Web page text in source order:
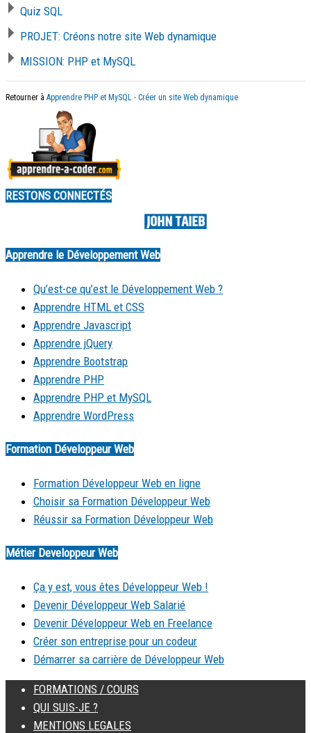
Quiz SQL
PROJET: Créons notre site Web dynamique
MISSION: PHP et MySQL
Retourner à Apprendre PHP et MySQL - Créer un site Web dynamique
RESTONS CONNECTÉS
Apprendre le Développement Web
Qu’est-ce qu’est le Développement Web ?
Apprendre HTML et CSS
Apprendre Javascript
Apprendre jQuery
Apprendre Bootstrap
Apprendre PHP
Apprendre PHP et MySQL
Apprendre WordPress
Formation Développeur Web
Formation Développeur Web en ligne
Choisir sa Formation Développeur Web
Réussir sa Formation Développeur Web
Métier Developpeur Web
Ça y est, vous êtes Développeur Web !
Devenir Développeur Web Salarié
Devenir Développeur Web en Freelance
Créer son entreprise pour un codeur
Démarrer sa carrière de Développeur Web
FORMATIONS / COURS
QUI SUIS-JE ?
MENTIONS LEGALES